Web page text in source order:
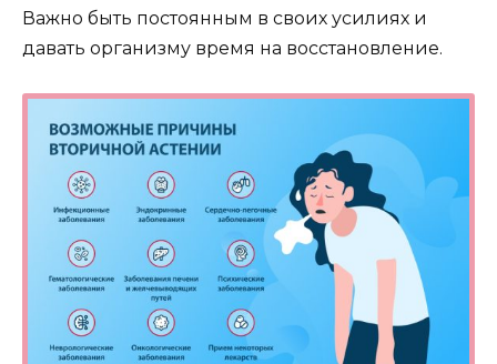
Важно быть постоянным в своих усилиях и
давать организму время на восстановление.